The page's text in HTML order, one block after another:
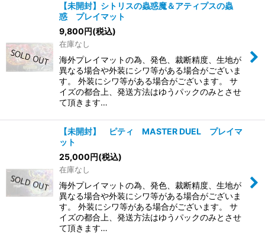
【未開封】シトリスの蟲惑魔＆アティプスの蟲
惑 プレイマット
9,800円(税込)
在庫なし
海外プレイマットの為、発色、裁断精度、生地が
異なる場合や外装にシワ等がある場合がございま
す。 外装にシワ等がある場合がございます。 サ
イズの都合上、発送方法はゆうパックのみとさせ
て頂きます…
【未開封】 ピティ MASTER DUEL プレイマ
ット
25,000円(税込)
在庫なし
海外プレイマットの為、発色、裁断精度、生地が
異なる場合や外装にシワ等がある場合がございま
す。 外装にシワ等がある場合がございます。 サ
イズの都合上、発送方法はゆうパックのみとさせ
て頂きます…